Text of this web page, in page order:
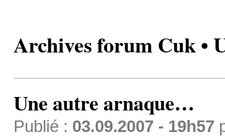
Archives forum Cuk •
Une autre arnaque…
Publié : 03.09.2007 - 19h57